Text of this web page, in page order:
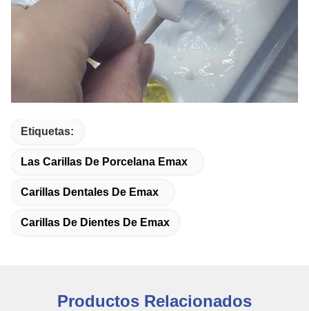
Etiquetas:
Las Carillas De Porcelana Emax
Carillas Dentales De Emax
Carillas De Dientes De Emax
Productos Relacionados